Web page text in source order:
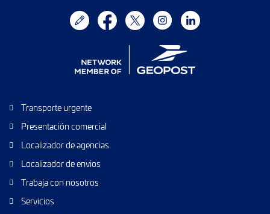
Transporte urgente
Presentación comercial
Localizador de agencias
Localizador de envios
Trabaja con nosotros
Servicios